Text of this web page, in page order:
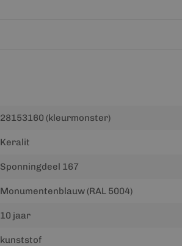
28153160 (kleurmonster)
Keralit
Sponningdeel 167
Monumentenblauw (RAL 5004)
10 jaar
kunststof